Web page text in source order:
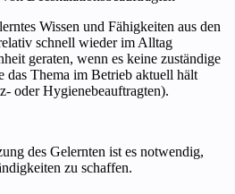
Wissen und Fähigkeiten aus den
schnell wieder im Alltag
geraten, wenn es keine zuständige
das Thema im Betrieb aktuell hält
oder Hygienebeauftragten).
des Gelernten ist es notwendig,
zu schaffen.